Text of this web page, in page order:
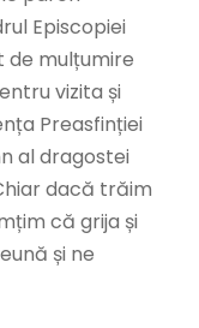
Episcopiei
de mulțumire
vizita și
Preasfinției
al dragostei
dacă trăim
că grija și
și ne